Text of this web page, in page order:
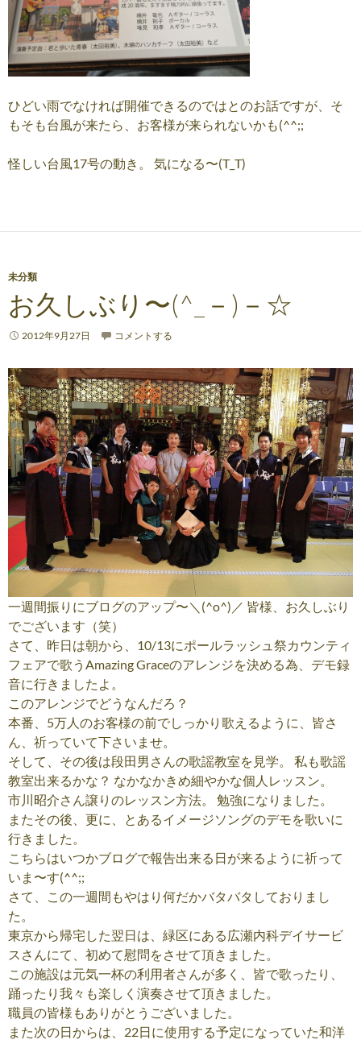
ひどい雨でなければ開催できるのではとのお話ですが、そ
もそも台風が来たら、お客様が来られないかも(^^;;
怪しい台風17号の動き。 気になる〜(T_T)
未分類
お久しぶり〜(^_－)－☆
2012年9月27日 コメントする
一週間振りにブログのアップ〜＼(^o^)／ 皆様、お久しぶり
でございます（笑）
さて、昨日は朝から、10/13にポールラッシュ祭カウンティ
フェアで歌うAmazing Graceのアレンジを決める為、デモ録
音に行きましたよ。
このアレンジでどうなんだろ？
本番、5万人のお客様の前でしっかり歌えるように、皆さ
ん、祈っていて下さいませ。
そして、その後は段田男さんの歌謡教室を見学。 私も歌謡
教室出来るかな？ なかなかきめ細やかな個人レッスン。
市川昭介さん譲りのレッスン方法。 勉強になりました。
またその後、更に、とあるイメージソングのデモを歌いに
行きました。
こちらはいつかブログで報告出来る日が来るように祈って
いま〜す(^^;;
さて、この一週間もやはり何だかバタバタしておりまし
た。
東京から帰宅した翌日は、緑区にある広瀬内科デイサービ
スさんにて、初めて慰問をさせて頂きました。
この施設は元気一杯の利用者さんが多く、皆で歌ったり、
踊ったり我々も楽しく演奏させて頂きました。
職員の皆様もありがとうございました。
また次の日からは、22日に使用する予定になっていた和洋